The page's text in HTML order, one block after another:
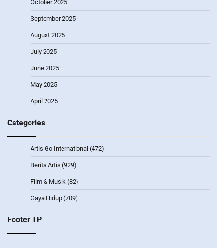
October 2025
September 2025
August 2025
July 2025
June 2025
May 2025
April 2025
Categories
Artis Go International (472)
Berita Artis (929)
Film & Musik (82)
Gaya Hidup (709)
Footer TP